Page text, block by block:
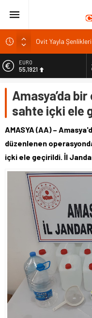
Ovit Yayla
ÖSYM sınav
Üniversiteden
TFF 2026
EURO
55,1921
6.659,09
BİST
13.779,39
47,7155
Amasya’da
sahte içki ele
AMASYA (AA) –
düzenlenen
içki ele geçirildi. İl